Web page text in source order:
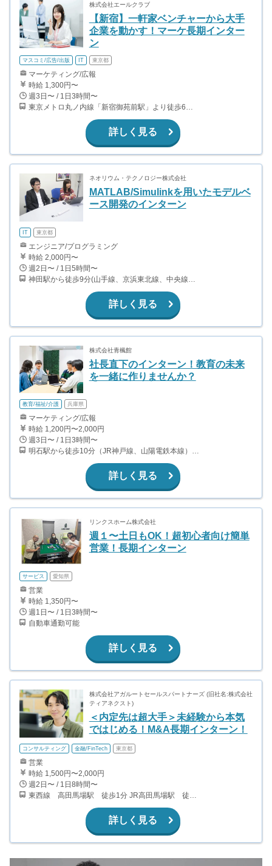
株式会社エールクラブ
【新宿】一軒家ベンチャーから大手
企業を動かす！マーケ長期インター
ン
マスコミ/広告/出版 IT 東京都
マーケティング/広報
時給 1,300円〜
週3日〜 / 1日3時間〜
東京メトロ丸ノ内線「新宿御苑前駅」より徒歩6分 東京メトロ副都心線「新宿三丁目駅」より徒歩8分 東京メトロ大江戸線「若松河田駅」より徒歩8分 都営新宿線「曙橋駅」より徒歩10分
詳しく見る
ネオリウム・テクノロジー株式会社
MATLAB/Simulinkを用いたモデルベ
ース開発のインターン
IT 東京都
エンジニア/プログラミング
時給 2,000円〜
週2日〜 / 1日5時間〜
詳しく見る
株式会社青楓館
社長直下のインターン！教育の未来
を一緒に作りませんか？
教育/福祉/介護 兵庫県
マーケティング/広報
時給 1,200円〜2,000円
週3日〜 / 1日3時間〜
明石駅から徒歩10分（JR神戸線、山陽電鉄本線） 山陽明石駅から徒歩10分（山陽電鉄本線） 人丸前駅から徒歩9分（山陽電鉄本線）
詳しく見る
リンクスホーム株式会社
週１〜土日もOK！超初心者向け簡単
営業！長期インターン
サービス 愛知県
営業
時給 1,350円〜
週1日〜 / 1日3時間〜
自動車通勤可能
詳しく見る
株式会社アガルートセールスパートナーズ (旧社名:株式会社
ティアネクスト)
＜内定先は超大手＞未経験から本気
ではじめる！M&A長期インターン！
コンサルティング 金融/FinTech 東京都
営業
時給 1,500円〜2,000円
週2日〜 / 1日8時間〜
東西線 高田馬場駅 徒歩1分 JR高田馬場駅 徒歩5分 副都心線 西早稲田駅 徒歩7分 都電荒川線 学習院下駅 徒歩9分
詳しく見る